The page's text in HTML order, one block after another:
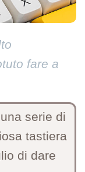
fare a
serie di
tastiera
di dare